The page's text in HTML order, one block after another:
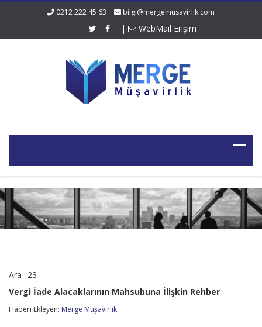
0212 222 45 63 bilgi@mergemusavirlik.com
| WebMail Erişim
Ara 23
Alacaklarının
Mahsubuna
İlişkin
Vergi İade Alacaklarının Mahsubuna İlişkin Rehber
Haberi Ekleyen: Merge Müşavirlik